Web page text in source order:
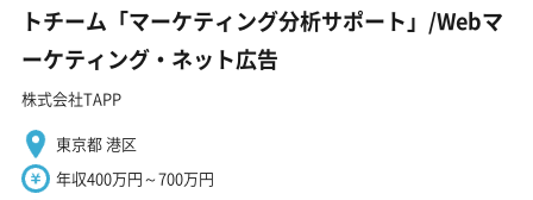
トチーム「マーケティング分析サポート」/Webマ
ーケティング・ネット広告
株式会社TAPP
東京都 港区
年収400万円～700万円